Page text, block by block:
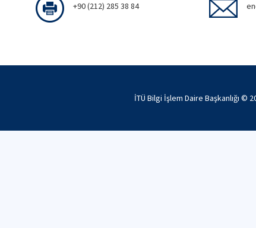
+90 (212) 285 38 84
İTÜ Bilgi İşlem Daire Başkanlığı ©